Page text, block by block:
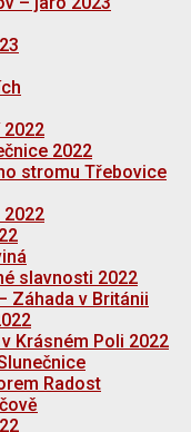
2022
2022
stromu Třebovice
slavnosti 2022
Záhada v Británii
Krásném Poli 2022
Radost